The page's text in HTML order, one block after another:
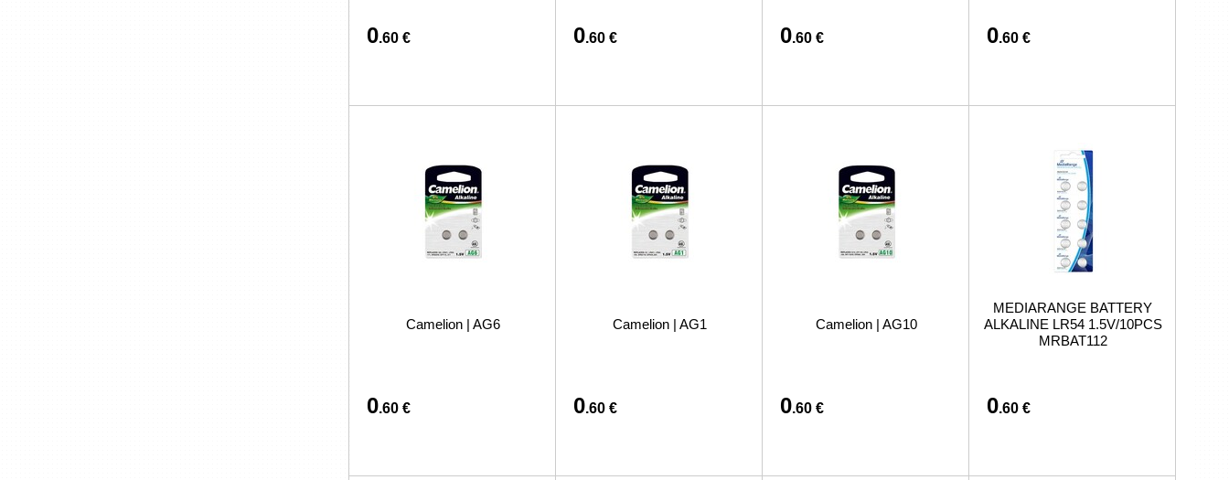
0.60 € 0.60 € 0.60 € 0.60 €
Camelion | AG6
0.60 €
Camelion | AG1
0.60 €
Camelion | AG10
0.60 €
MEDIARANGE BATTERY
ALKALINE LR54 1.5V/10PCS
MRBAT112
0.60 €